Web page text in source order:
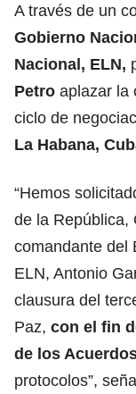
A través de un
Gobierno
Nacional, ELN,
Petro aplazar la
ciclo de
La Habana,
“Hemos
de la República,
comandante del
ELN, Antonio
clausura del
Paz, con el fin
de los
protocolos”,